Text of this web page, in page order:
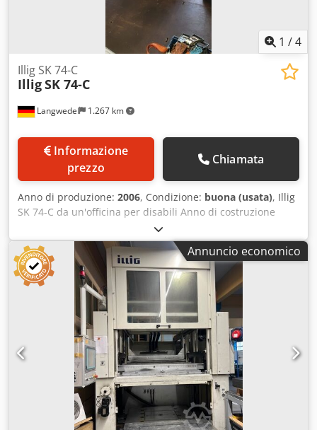
1 /4
Langwedel 1.267 km
Illig SK 74-C
IlligSK 74-C
prezzo
Chiamata
Anno di produzione: 2006, Condizione: buona (usata), Illig
SK 74-C da un'officina per disabili Anno di costruzione
2006 numero di serie 426-0172 +2 pallet con circa 38 rotoli
di pellicola Dedpfx Amjr Nv E Njzsck Dimensioni in mm
circa 2200x1600x1600
Annuncio economico